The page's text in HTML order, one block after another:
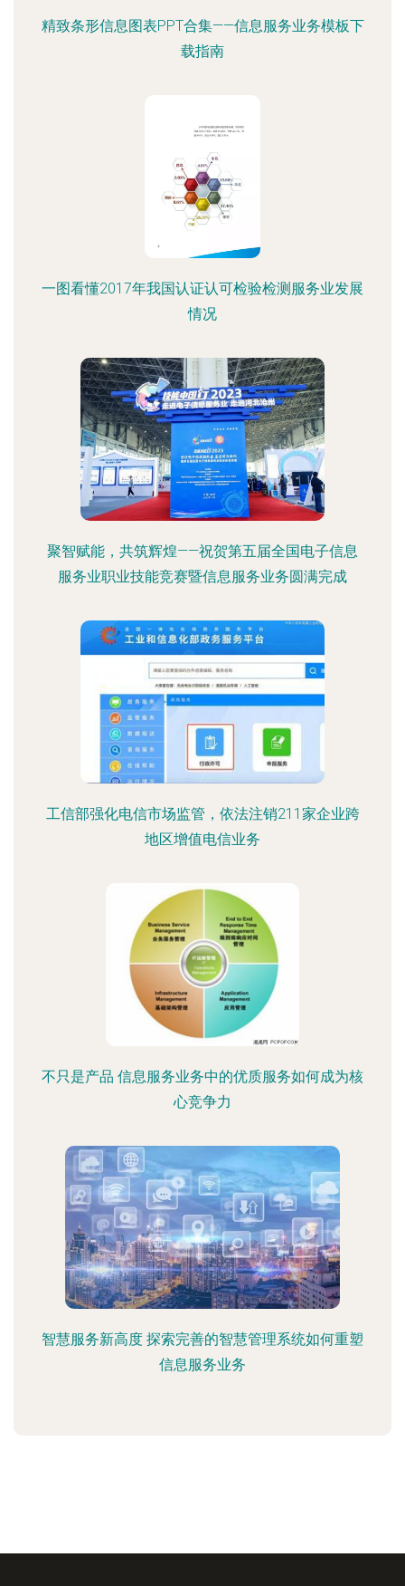
精致条形信息图表PPT合集——信息服务业务模板下
载指南
一图看懂2017年我国认证认可检验检测服务业发展
情况
聚智赋能，共筑辉煌——祝贺第五届全国电子信息
服务业职业技能竞赛暨信息服务业务圆满完成
工信部强化电信市场监管，依法注销211家企业跨
地区增值电信业务
不只是产品 信息服务业务中的优质服务如何成为核
心竞争力
智慧服务新高度 探索完善的智慧管理系统如何重塑
信息服务业务